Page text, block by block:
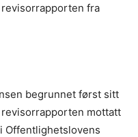
fra
begrunnet først sitt
mottatt
Offentlighetslovens